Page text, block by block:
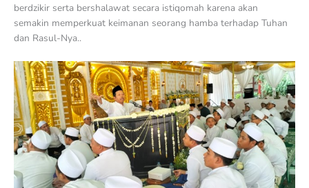
berdzikir serta bershalawat secara istiqomah karena akan
semakin memperkuat keimanan seorang hamba terhadap Tuhan
dan Rasul-Nya..